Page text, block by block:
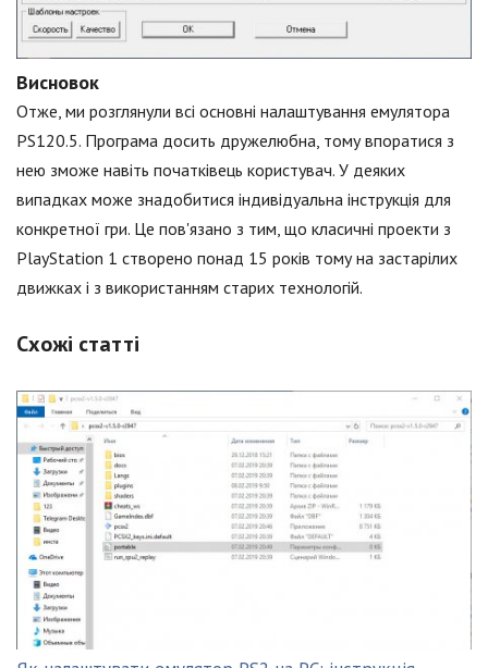
Висновок
Отже, ми розглянули всі основні налаштування емулятора
PS120.5. Програма досить дружелюбна, тому впоратися з
нею зможе навіть початківець користувач. У деяких
випадках може знадобитися індивідуальна інструкція для
конкретної гри. Це пов'язано з тим, що класичні проекти з
PlayStation 1 створено понад 15 років тому на застарілих
движках і з використанням старих технологій.
Схожі статті